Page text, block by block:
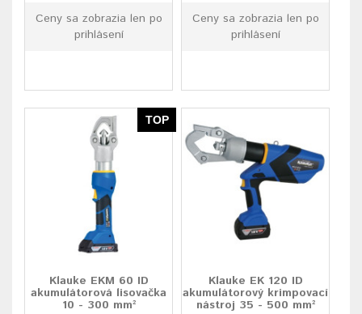
Ceny sa zobrazia len po
prihlásení
Ceny sa zobrazia len po
prihlásení
TOP
Klauke EKM 60 ID
akumulátorová lisovačka
10 - 300 mm²
Klauke EK 120 ID
akumulátorový krimpovací
nástroj 35 - 500 mm²